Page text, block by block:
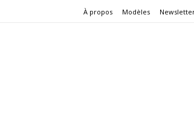
À propos Modèles